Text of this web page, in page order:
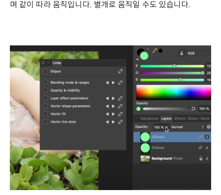
며 같이 따라 움직입니다. 별개로 움직일 수도 있습니다.